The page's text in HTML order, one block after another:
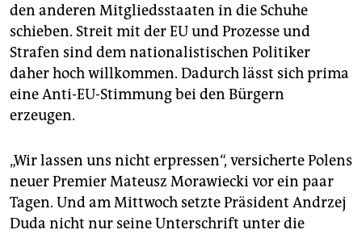
den anderen Mitgliedsstaaten in die Schuhe
schieben. Streit mit der EU und Prozesse und
Strafen sind dem nationalistischen Politiker
daher hoch willkommen. Dadurch lässt sich prima
eine Anti-EU-Stimmung bei den Bürgern
erzeugen.
„Wir lassen uns nicht erpressen“, versicherte Polens
neuer Premier Mateusz Morawiecki vor ein paar
Tagen. Und am Mittwoch setzte Präsident Andrzej
Duda nicht nur seine Unterschrift unter die